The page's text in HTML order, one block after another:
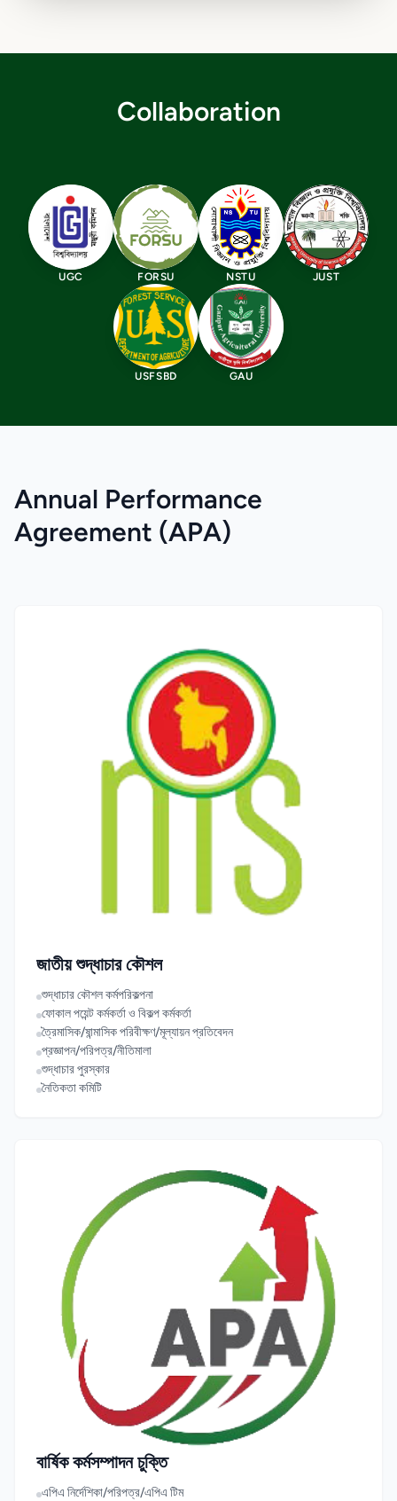
Collaboration
UGC FORSU NSTU JUST
USFSBD GAU
Annual Performance
Agreement (APA)
জাতীয় শুদ্ধাচার কৌশল
শুদ্ধাচার কৌশল কর্মপরিকল্পনা
ফোকাল পয়েন্ট কর্মকর্তা ও বিকল্প কর্মকর্তা
ত্রৈমাসিক/ষান্মাসিক পরিবীক্ষণ/মূল্যায়ন প্রতিবেদন
প্রজ্ঞাপন/পরিপত্র/নীতিমালা
শুদ্ধাচার পুরস্কার
নৈতিকতা কমিটি
বার্ষিক কর্মসম্পাদন চুক্তি
এপিএ নির্দেশিকা/পরিপত্র/এপিএ টিম